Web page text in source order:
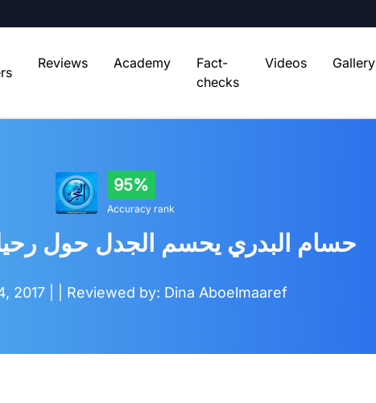
Reviews Academy
Fact-
checks
Videos Gallery
95%
Accuracy rank
حسام البدري يحسم الجدل حول
2017 | | Reviewed by: Dina Aboelmaaref